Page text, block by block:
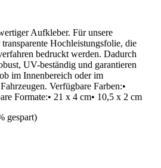
Aufkleber. Für unsere
Hochleistungsfolie, die
bedruckt werden. Dadurch
UV-beständig und garantieren
im Innenbereich oder im
Verfügbare Farben:•
Formate:• 21 x 4 cm• 10,5 x 2 cm
gespart)